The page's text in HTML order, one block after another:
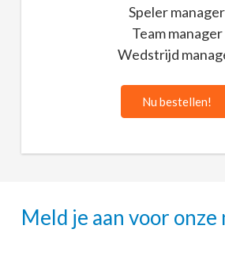
Speler manager
Team manager
Wedstrijd
Nu bestellen!
Meld je aan voor